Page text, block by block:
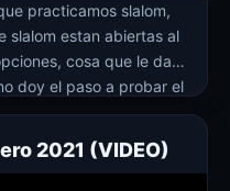
practicamos slalom,
slalom estan abiertas al
cosa que le da
doy el paso a probar el
cosas, pero igual le
2021 (VIDEO)